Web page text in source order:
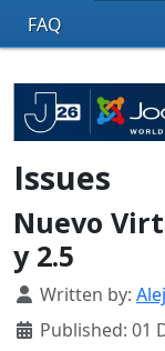
FAQ
Issues
Nuevo
y 2.5
Details
Written by:
Published: 01